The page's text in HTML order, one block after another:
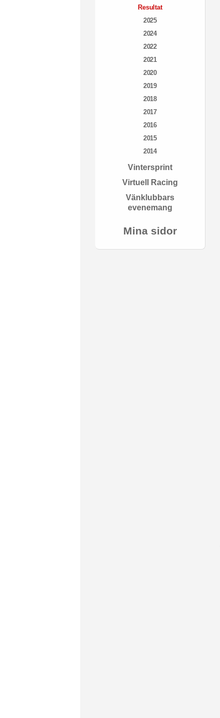
Resultat
2025
2024
2022
2021
2020
2019
2018
2017
2016
2015
2014
Vintersprint
Virtuell Racing
Vänklubbars
evenemang
Mina sidor